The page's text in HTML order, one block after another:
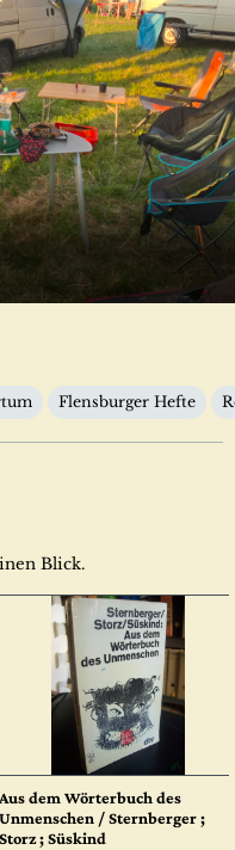
Flensburger Hefte
Blick.
Aus dem Wörterbuch des
Unmenschen / Sternberger ;
Storz ; Süskind